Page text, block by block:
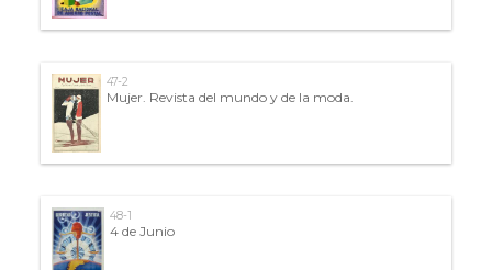
47-2
Mujer. Revista del mundo y de la moda.
48-1
4 de Junio